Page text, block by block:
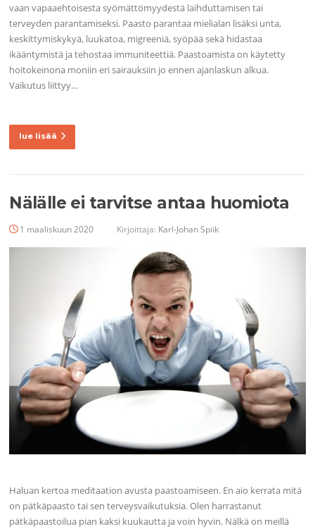
vaan vapaaehtoisesta syömättömyydestä laihduttamisen tai
terveyden parantamiseksi. Paasto parantaa mielialan lisäksi unta,
keskittymiskykyä, luukatoa, migreeniä, syöpää sekä hidastaa
ikääntymistä ja tehostaa immuniteettiä. Paastoamista on käytetty
hoitokeinona moniin eri sairauksiin jo ennen ajanlaskun alkua.
Vaikutus liittyy…
lue lisää
Nälälle ei tarvitse antaa huomiota
1 maaliskuun 2020 Kirjoittaja: Karl-Johan Spiik
Haluan kertoa meditaation avusta paastoamiseen. En aio kerrata mitä
on pätkäpaasto tai sen terveysvaikutuksia. Olen harrastanut
pätkäpaastoilua pian kaksi kuukautta ja voin hyvin. Nälkä on meillä